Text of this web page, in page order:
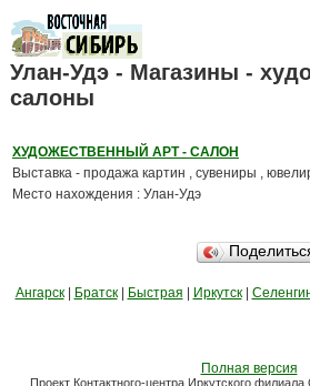
Улан-Удэ - Магазины -
салоны
ХУДОЖЕСТВЕННЫЙ АРТ - САЛОН
Выставка - продажа картин , сувениры ,
Место нахождения : Улан-Удэ
Ангарск| Братск| Быстрая Иркутск|
Полная версия
Проект Контактного-центра Иркутского